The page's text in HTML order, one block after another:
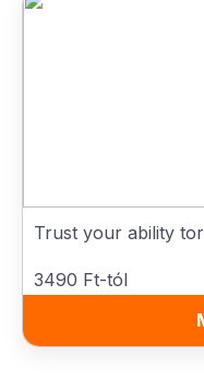
Trust your ability
3490 Ft-tól